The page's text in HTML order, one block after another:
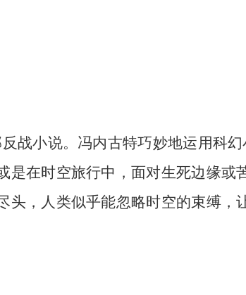
战小说。冯内古特巧妙地运用科
是在时空旅行中，面对生死边缘或
，人类似乎能忽略时空的束缚，